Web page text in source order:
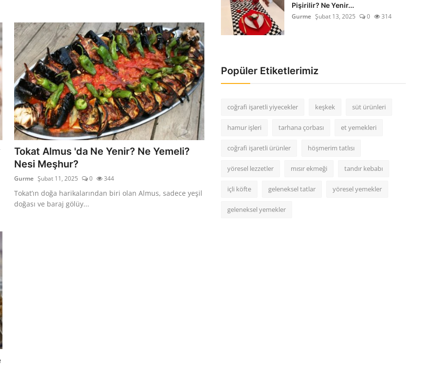
Tokat Almus 'da Ne Yenir? Ne Yemeli?
Nesi Meşhur?
Gurme Şubat 11, 2025 0 344
Tokat’ın doğa harikalarından biri olan Almus, sadece yeşil
doğası ve baraj gölüy...
Pişirilir? Ne Yenir...
Gurme Şubat 13, 2025 0 314
Popüler Etiketlerimiz
coğrafi işaretli yiyecekler keşkek süt ürünleri
hamur işleri tarhana çorbası et yemekleri
coğrafi işaretli ürünler höşmerim tatlısı
yöresel lezzetler mısır ekmeği tandır kebabı
içli köfte geleneksel tatlar yöresel yemekler
geleneksel yemekler